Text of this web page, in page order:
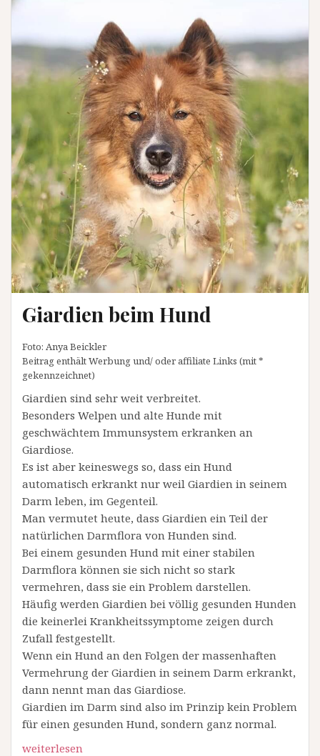
Giardien beim Hund
Foto: Anya Beickler
Beitrag enthält Werbung und/ oder affiliate Links (mit *
gekennzeichnet)
Giardien sind sehr weit verbreitet.
Besonders Welpen und alte Hunde mit
geschwächtem Immunsystem erkranken an
Giardiose.
Es ist aber keineswegs so, dass ein Hund
automatisch erkrankt nur weil Giardien in seinem
Darm leben, im Gegenteil.
Man vermutet heute, dass Giardien ein Teil der
natürlichen Darmflora von Hunden sind.
Bei einem gesunden Hund mit einer stabilen
Darmflora können sie sich nicht so stark
vermehren, dass sie ein Problem darstellen.
Häufig werden Giardien bei völlig gesunden Hunden
die keinerlei Krankheitssymptome zeigen durch
Zufall festgestellt.
Wenn ein Hund an den Folgen der massenhaften
Vermehrung der Giardien in seinem Darm erkrankt,
dann nennt man das Giardiose.
Giardien im Darm sind also im Prinzip kein Problem
für einen gesunden Hund, sondern ganz normal.
weiterlesen